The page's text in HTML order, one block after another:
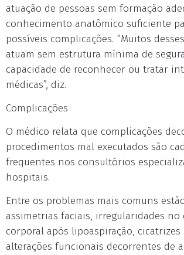
atuação de pessoas sem formação
conhecimento anatômico suficiente
possíveis complicações. “Muitos
atuam sem estrutura mínima de
capacidade de reconhecer ou tratar
médicas”, diz.
Complicações
O médico relata que complicações
procedimentos mal executados são
frequentes nos consultórios
hospitais.
Entre os problemas mais comuns
assimetrias faciais, irregularidades
corporal após lipoaspiração, cicatrizes
alterações funcionais decorrentes de